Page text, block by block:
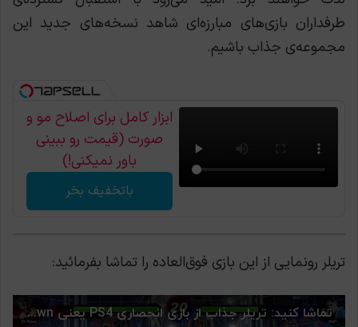
طرفداران بازی‌های مبارزه‌ای شاهد نسخه‌های جدید این
مجموعه‌ی جذاب باشیم.
ابزار کامل برای اصلاح مو و
صورت (قیمت رو ببینی
باور نمیکنی!)
باتخفیف بخر
تریلر رونمایی از این بازی فوق‌العاده را تماشا بفرمائید: